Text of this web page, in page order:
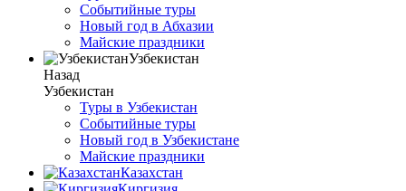
Событийные туры
Новый год в Абхазии
Майские праздники
Узбекистан
Назад
Узбекистан
Туры в Узбекистан
Событийные туры
Новый год в Узбекистане
Майские праздники
Казахстан